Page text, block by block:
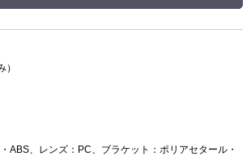
ABS、レンズ：PC、ブラケット：ポリアセタール・